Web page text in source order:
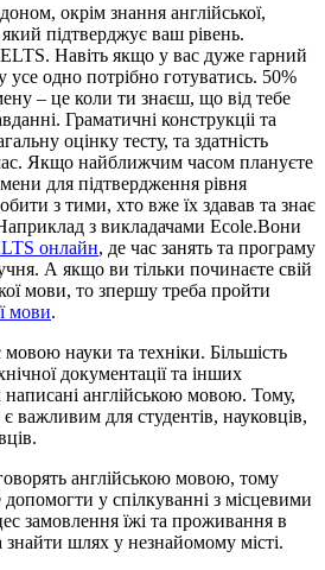
окрім знання англійської,
підтверджує ваш рівень.
Навіть якщо у вас дуже гарний
усе одно потрібно готуватись. 50%
– це коли ти знаєш, що від тебе
Граматичні конструкціі та
оцінку тесту, та здатність
Якщо найближчим часом плануєте
для підтвердження рівня
з тими, хто вже їх здавав та знає
з викладачами Ecole.Вони
онлайн, де час занять та програму
А якщо ви тільки починаєте свій
мови, то зпершу треба пройти
мови.
науки та техніки. Більшість
документації та інших
написані англійською мовою. Тому,
важливим для студентів, науковців,
англійською мовою, тому
допомогти у спілкуванні з місцевими
замовлення їжі та проживання в
знайти шлях у незнайомому місті.